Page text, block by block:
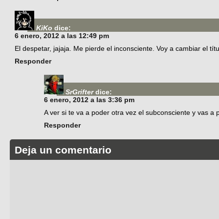
KiKo dice:
6 enero, 2012 a las 12:49 pm
El despetar, jajaja. Me pierde el inconsciente. Voy a cambiar el
Responder
SrGrifter dice:
6 enero, 2012 a las 3:36 pm
A ver si te va a poder otra vez el subconsciente y vas a
Responder
Deja un comentario